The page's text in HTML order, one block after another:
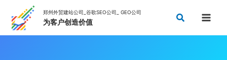
content
Search